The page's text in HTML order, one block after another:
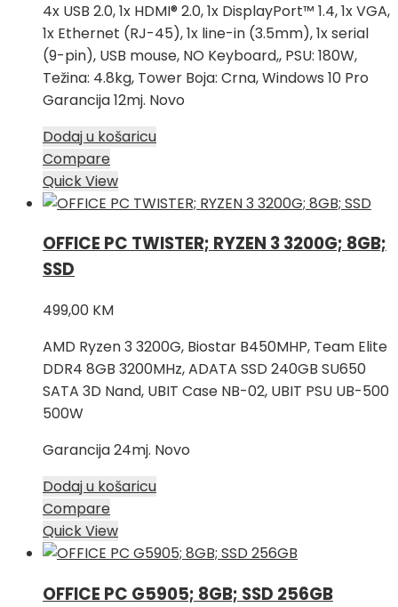
4x USB 2.0, 1x HDMI® 2.0, 1x DisplayPort™ 1.4, 1x VGA,
1x Ethernet (RJ-45), 1x line-in (3.5mm), 1x serial
(9-pin), USB mouse, NO Keyboard,, PSU: 180W,
Težina: 4.8kg, Tower Boja: Crna, Windows 10 Pro
Garancija 12mj. Novo
Dodaj u košaricu
Compare
Quick View
OFFICE PC TWISTER; RYZEN 3 3200G; 8GB;
SSD
499,00 KM
AMD Ryzen 3 3200G, Biostar B450MHP, Team Elite
DDR4 8GB 3200MHz, ADATA SSD 240GB SU650
SATA 3D Nand, UBIT Case NB-02, UBIT PSU UB-500
500W
Garancija 24mj. Novo
Dodaj u košaricu
Compare
Quick View
OFFICE PC G5905; 8GB; SSD 256GB